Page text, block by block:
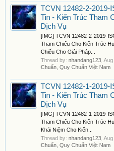
TCVN 12482-2-2019-
Tin - Kiến Trúc Tham
Dịch Vụ
[IMG] TCVN 12482-2-2019-
Tham Chiếu Cho Kiến Trúc
Chiếu Cho Giải Pháp...
Thread by: nhandang123 Aug
Chuẩn, Quy Chuẩn Việt Nam
TCVN 12482-1-2019-
Tin - Kiến Trúc Tham
Dịch Vụ
[IMG] TCVN 12482-1-2019-
Tham Chiếu Cho Kiến Trúc
Khái Niệm Cho Kiến...
Thread by: nhandang123 Aug
Chuẩn, Quy Chuẩn Việt Nam